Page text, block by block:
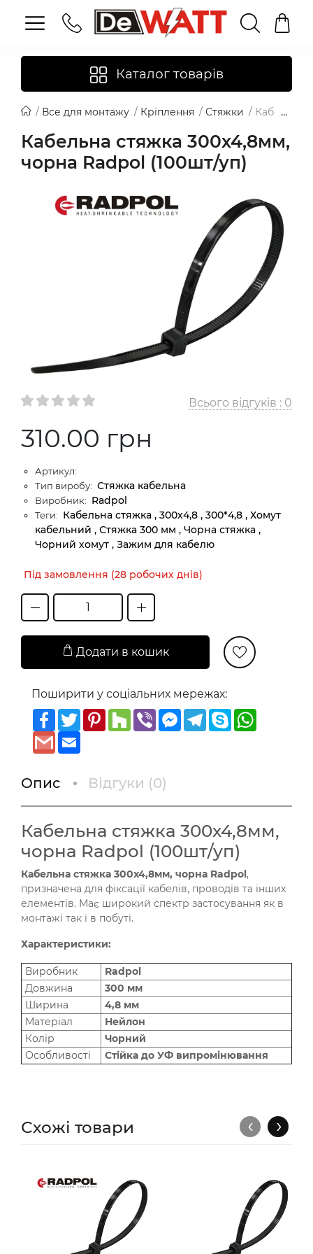
Каталог товарів
Все для монтажу Кріплення Стяжки Кабельна
Кабельна стяжка 300х4,8мм,
чорна Radpol (100шт/уп)
Всього відгуків : 0
310.00 грн
Артикул:
Тип виробу: Стяжка кабельна
Виробник: Radpol
Теги: Кабельна стяжка , 300х4,8 , 300*4,8 , Хомут
кабельний , Стяжка 300 мм , Чорна стяжка ,
Чорний хомут , Зажим для кабелю
Під замовлення (28 робочих днів)
Додати в кошик
Поширити у соціальних мережах:
Facebook
TwitterPinterest
HouzzViberMessenger
Telegram
Skype
Gmail
Опис Відгуки (0)
Кабельна стяжка 300х4,8мм,
чорна Radpol (100шт/уп)
Кабельна стяжка 300х4,8мм, чорна Radpol​,
призначена для фіксації кабелів, проводів та інших
елементів. Має широкий спектр застосування як в
монтажі так і в побуті.
Характеристики:
Виробник
Radpol
Довжина
300 мм
Ширина
4,8 мм
Матеріал
Нейлон
Колір
Чорний
Особливості
Стійка до УФ випромінювання
Схожі товари ‹ ›